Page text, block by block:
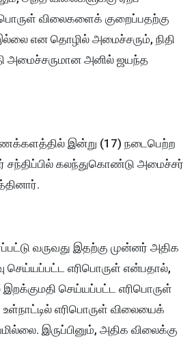
விலைகளைக் குறைப்பதற்கு
என தொழில் அமைச்சரும், நிதி
அமைச்சருமான அனில் ஜயந்த
இன்று (17) நடைபெற்ற
சந்திப்பில் கலந்துகொண்டு அமைச்சர்
வருவது இதற்கு முன்னர் அதிக
எரிபொருள் என்பதால்,
செய்யப்பட்ட எரிபொருள்
உள்நாட்டில் எரிபொருள் விலையைக்
இருப்பினும், அதிக விலைக்கு